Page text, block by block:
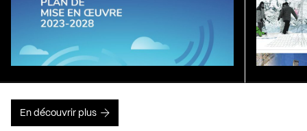
En découvrir plus